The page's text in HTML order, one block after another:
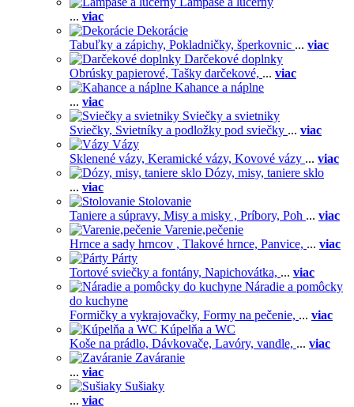
... viac
Dekorácie
Tabuľky a zápichy, Pokladničky, šperkovnic ... viac
Darčekové doplnky
Obrúsky papierové, Tašky darčekové, ... viac
Kahance a náplne
... viac
Sviečky a svietniky
Sviečky, Svietníky a podložky pod sviečky ... viac
Vázy
Sklenené vázy, Keramické vázy, Kovové vázy ... viac
Dózy, misy, taniere sklo
... viac
Stolovanie
Taniere a súpravy, Misy a misky , Príbory, Poh ... viac
Varenie,pečenie
Hrnce a sady hrncov , Tlakové hrnce, Panvice, ... viac
Párty
Tortové sviečky a fontány, Napichovátka, ... viac
Náradie a pomôcky
do kuchyne
Formičky a vykrajovačky, Formy na pečenie, ... viac
Kúpelňa a WC
Koše na prádlo, Dávkovače, Lavóry, vandle, ... viac
Zaváranie
... viac
Sušiaky
... viac